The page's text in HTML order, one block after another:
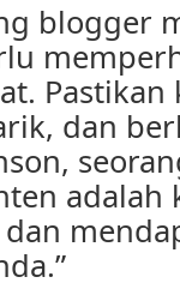
blogger
dan